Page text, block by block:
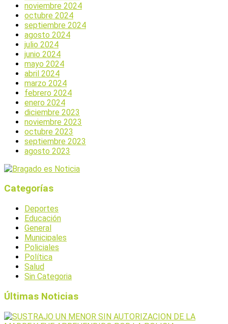
noviembre 2024
octubre 2024
septiembre 2024
agosto 2024
julio 2024
junio 2024
mayo 2024
abril 2024
marzo 2024
febrero 2024
enero 2024
diciembre 2023
noviembre 2023
octubre 2023
septiembre 2023
agosto 2023
Categorías
Deportes
Educación
General
Municipales
Policiales
Política
Salud
Sin Categoria
Últimas Noticias